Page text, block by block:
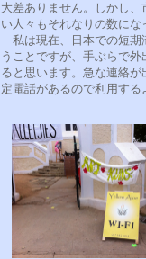
大差ありません。しかし
い人々もそれなりの数にな
私は現在、日本での短期
うことですが、手ぶらで
ると思います。急な連絡
定電話があるので利用する